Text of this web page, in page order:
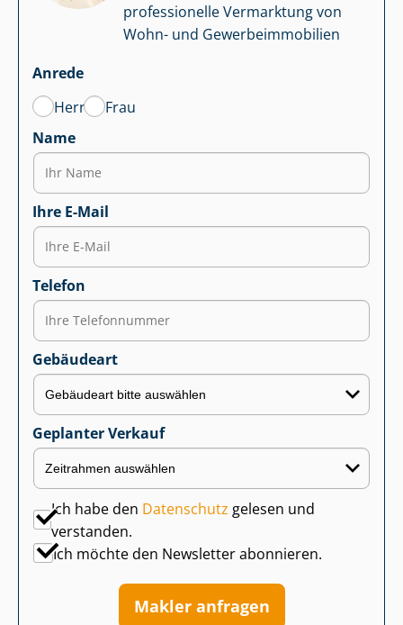
professionelle Vermarktung von
Wohn- und Ge­wer­be­im­mo­bi­li­en
Anrede
Herr
Frau
Name
Ihre E-Mail
Telefon
Gebäudeart
Geplanter Verkauf
Ich habe den Datenschutz gelesen und
verstanden.
Ich möchte den Newsletter abonnieren.
Makler anfragen